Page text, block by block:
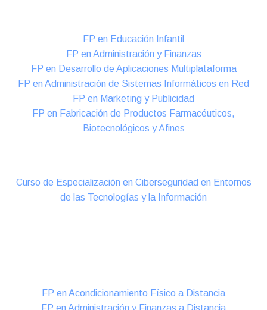
FP en Educación Infantil
FP en Administración y Finanzas
FP en Desarrollo de Aplicaciones Multiplataforma
FP en Administración de Sistemas Informáticos en Red
FP en Marketing y Publicidad
FP en Fabricación de Productos Farmacéuticos,
Biotecnológicos y Afines
Curso de Especialización en Ciberseguridad en Entornos
de las Tecnologías y la Información
FP en Acondicionamiento Físico a Distancia
FP en Administración y Finanzas a Distancia